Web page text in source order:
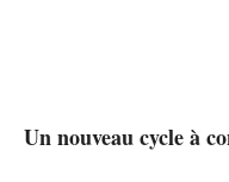
Un nouveau cycle à